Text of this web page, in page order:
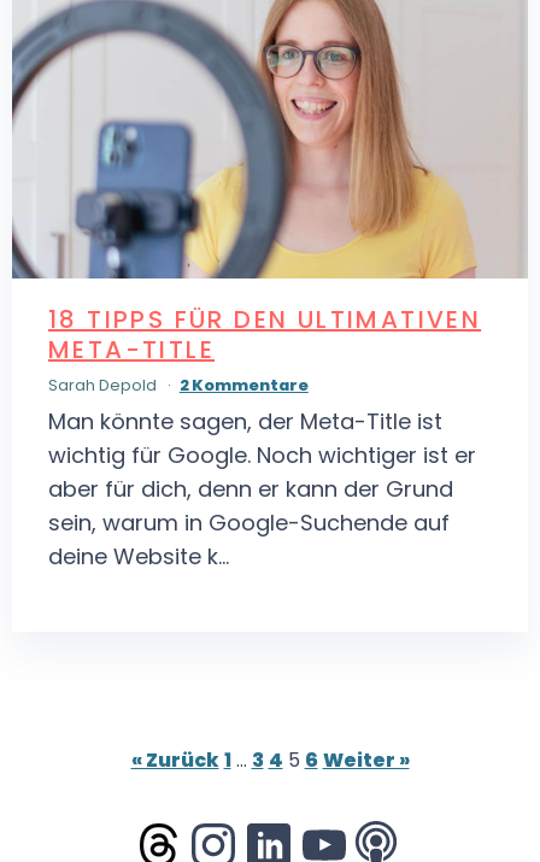
18 TIPPS FÜR DEN ULTIMATIVEN
META-TITLE
Sarah Depold 2 Kommentare
Man könnte sagen, der Meta-Title ist
wichtig für Google. Noch wichtiger ist er
aber für dich, denn er kann der Grund
sein, warum in Google-Suchende auf
deine Website k...
« Zurück1… 3 4 5 6Weiter »